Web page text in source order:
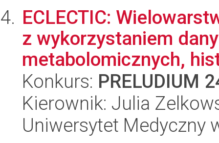
ECLECTIC:
z wykorzystaniem
metabolomicznych,
Konkurs: PRELUDIUM
Kierownik: Julia
Uniwersytet Medyczny